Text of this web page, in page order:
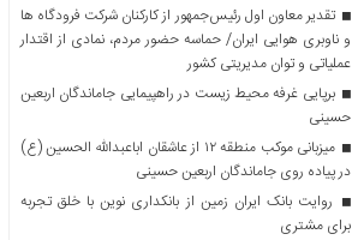
تقدیر معاون اول رئیس‌جمهور از کارکنان شرکت فرودگاه ها
و ناوبری هوایی ایران/ حماسه حضور مردم، نمادی از اقتدار
عملیاتی و توان مدیریتی کشور
برپایی غرفه محیط زیست در راهپیمایی جاماندگان اربعین
حسینی
میزبانی موکب منطقه ۱۲ از عاشقان اباعبدالله الحسین (ع)
در پیاده روی جاماندگان اربعین حسینی
روایت بانک ایران زمین از بانکداری نوین با خلق تجربه
برای مشتری